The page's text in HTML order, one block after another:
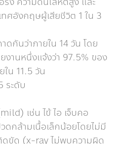
ทศอังกฤษผู้เสียชีวิต 1 ใน 3
ดกันว่าภายใน 14 วัน โดย
งานหนึ่งแจ้งว่า 97.5% ของ
น 11.5 วัน
ระดับ
เช่น ไข้ ไอ เจ็บคอ
กล้ามเนื้อเล็กน้อยโดยไม่มี
ดขัด (x-ray ไม่พบความผิด